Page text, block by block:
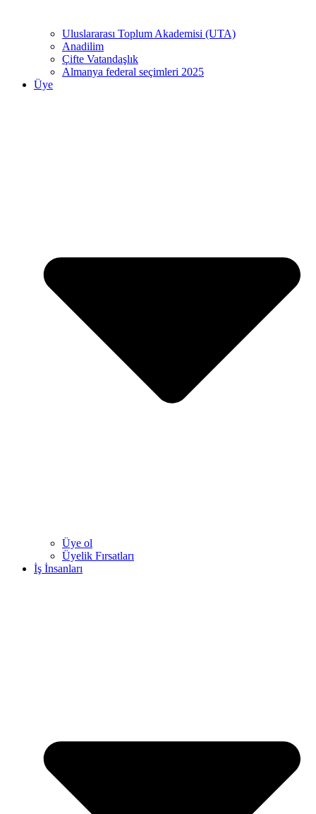
Uluslararası Toplum Akademisi (UTA)
Anadilim
Çifte Vatandaşlık
Almanya federal seçimleri 2025
Üye
Üye ol
Üyelik Fırsatları
İş İnsanları